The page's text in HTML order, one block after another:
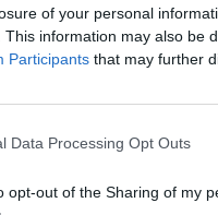
of your personal
This information may also be
Participants that may further
Data Processing Opt Outs
opt-out of the Sharing of my